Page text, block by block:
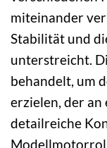
miteinander
Stabilität und
unterstreicht.
behandelt, um
erzielen, der
detailreiche